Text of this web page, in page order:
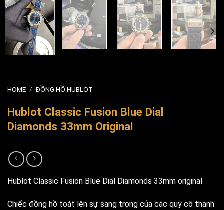
HOME / ĐỒNG HỒ HUBLOT
Hublot Classic Fusion Blue Dial
Diamonds 33mm Original
Hublot Classic Fusion Blue Dial Diamonds 33mm original
Chiếc đồng hồ toát lên sự sang trọng của các quý cô thanh